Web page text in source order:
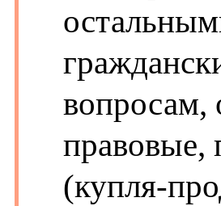
вопросам,
правовые,
(купля-